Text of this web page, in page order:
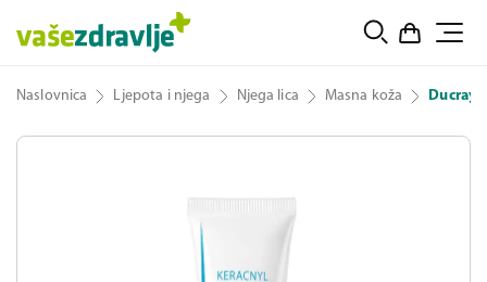
Naslovnica Ljepota i njega Njega lica Masna koža Ducray